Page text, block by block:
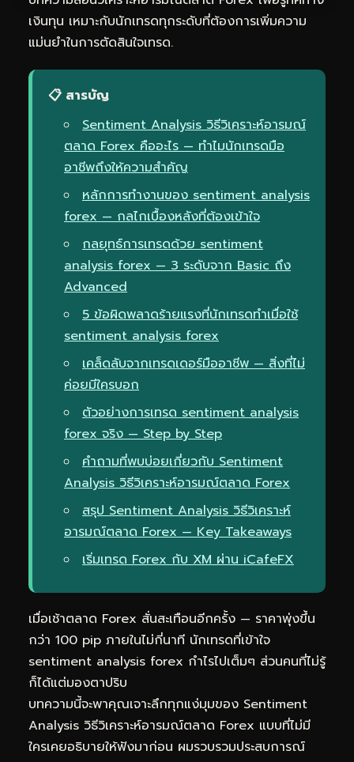
เงินทุน เหมาะกับนักเทรดทุกระดับที่ต้องการเพิ่มความ
แม่นยำในการตัดสินใจเทรด.
📋 สารบัญ
Sentiment Analysis วิธีวิเคราะห์อารมณ์
ตลาด Forex คืออะไร — ทำไมนักเทรดมือ
อาชีพถึงให้ความสำคัญ
หลักการทำงานของ sentiment analysis
forex — กลไกเบื้องหลังที่ต้องเข้าใจ
กลยุทธ์การเทรดด้วย sentiment
analysis forex — 3 ระดับจาก Basic ถึง
Advanced
5 ข้อผิดพลาดร้ายแรงที่นักเทรดทำเมื่อใช้
sentiment analysis forex
เคล็ดลับจากเทรดเดอร์มืออาชีพ — สิ่งที่ไม่
ค่อยมีใครบอก
ตัวอย่างการเทรด sentiment analysis
forex จริง — Step by Step
คำถามที่พบบ่อยเกี่ยวกับ Sentiment
Analysis วิธีวิเคราะห์อารมณ์ตลาด Forex
สรุป Sentiment Analysis วิธีวิเคราะห์
อารมณ์ตลาด Forex — Key Takeaways
เริ่มเทรด Forex กับ XM ผ่าน iCafeFX
เมื่อเช้าตลาด Forex สั่นสะเทือนอีกครั้ง — ราคาพุ่งขึ้น
กว่า 100 pip ภายในไม่กี่นาที นักเทรดที่เข้าใจ
sentiment analysis forex กำไรไปเต็มๆ ส่วนคนที่ไม่รู้
ก็ได้แต่มองตาปริบ
บทความนี้จะพาคุณเจาะลึกทุกแง่มุมของ Sentiment
Analysis วิธีวิเคราะห์อารมณ์ตลาด Forex แบบที่ไม่มี
ใครเคยอธิบายให้ฟังมาก่อน ผมรวบรวมประสบการณ์